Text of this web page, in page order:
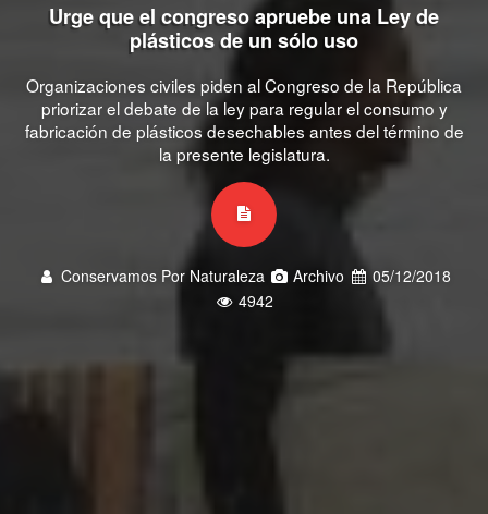
Urge que el congreso apruebe una Ley de
plásticos de un sólo uso
Organizaciones civiles piden al Congreso de la República
priorizar el debate de la ley para regular el consumo y
fabricación de plásticos desechables antes del término de
la presente legislatura.
Conservamos Por Naturaleza Archivo
05/12/2018
4942